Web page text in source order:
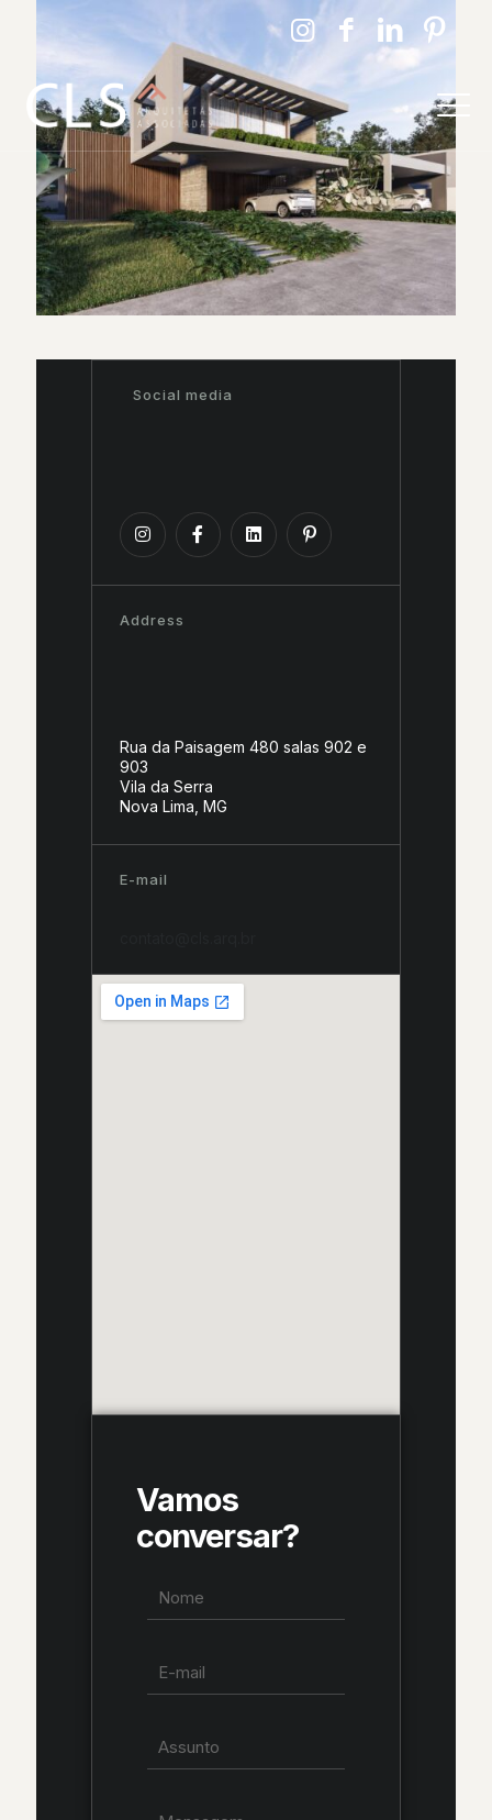
Social media
Address
Rua da Paisagem 480 salas 902 e
903
Vila da Serra
Nova Lima, MG
E-mail
Vamos
conversar?